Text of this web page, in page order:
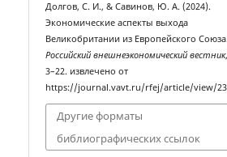
Долгов, С. И., & Савинов, Ю. А. (2024).
Экономические аспекты выхода
Великобритании из Европейского
Российский внешнеэкономический вестник
3–22. извлечено от
https://journal.vavt.ru/rfej/article/view/
Другие форматы
библиографических ссылок